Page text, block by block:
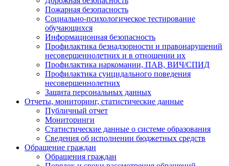
Пожарная безопасность
Социально-психологическое тестирование
обучающихся
Информационная безопасность
Профилактика безнадзорности и правонарушений
несовершеннолетних и в отношении их
Профилактика наркомании, ПАВ, ВИЧ/СПИД
Профилактика суицидального поведения
несовершеннолетних
Защита персональных данных
Отчеты, мониторинг, статистические данные
Публичный отчет
Мониторинги
Статистические данные о системе образования
Сведения об исполнении бюджетных средств
Обращение граждан
Обращения граждан